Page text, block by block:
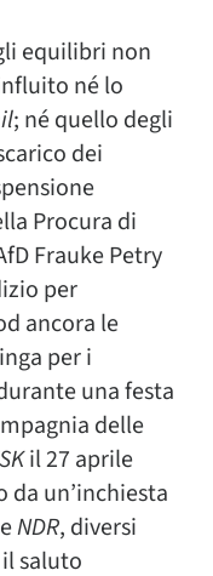
equilibri non
né lo
; né quello degli
dei
Procura di
Frauke Petry
per
ancora le
per i
una festa
delle
il 27 aprile
da un’inchiesta
eNDR, diversi
saluto